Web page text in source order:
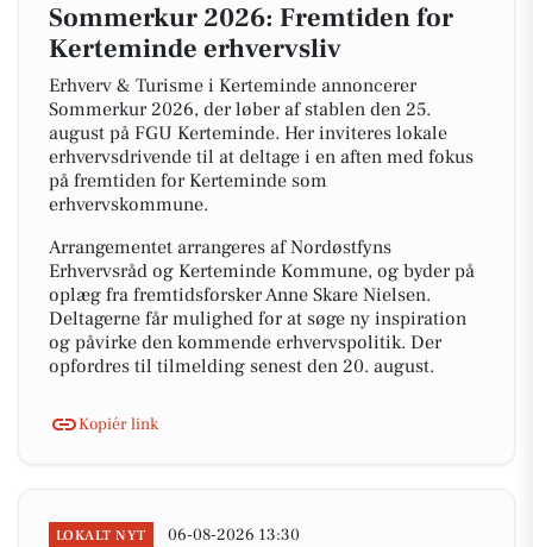
Sommerkur 2026: Fremtiden for
Kerteminde erhvervsliv
Erhverv & Turisme i Kerteminde annoncerer
Sommerkur 2026, der løber af stablen den 25.
august på FGU Kerteminde. Her inviteres lokale
erhvervsdrivende til at deltage i en aften med fokus
på fremtiden for Kerteminde som
erhvervskommune.
Arrangementet arrangeres af Nordøstfyns
Erhvervsråd og Kerteminde Kommune, og byder på
oplæg fra fremtidsforsker Anne Skare Nielsen.
Deltagerne får mulighed for at søge ny inspiration
og påvirke den kommende erhvervspolitik. Der
opfordres til tilmelding senest den 20. august.
Kopiér link
LOKALT NYT 06-08-2026 13:30